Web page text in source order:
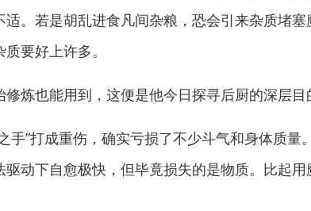
。若是胡乱进食凡间杂粮，恐会引来杂质堵
要好上许多。
也能用到，这便是他今日探寻后厨的深层目
”打成重伤，确实亏损了不少斗气和身体质量
动下自愈极快，但毕竟损失的是物质。比起